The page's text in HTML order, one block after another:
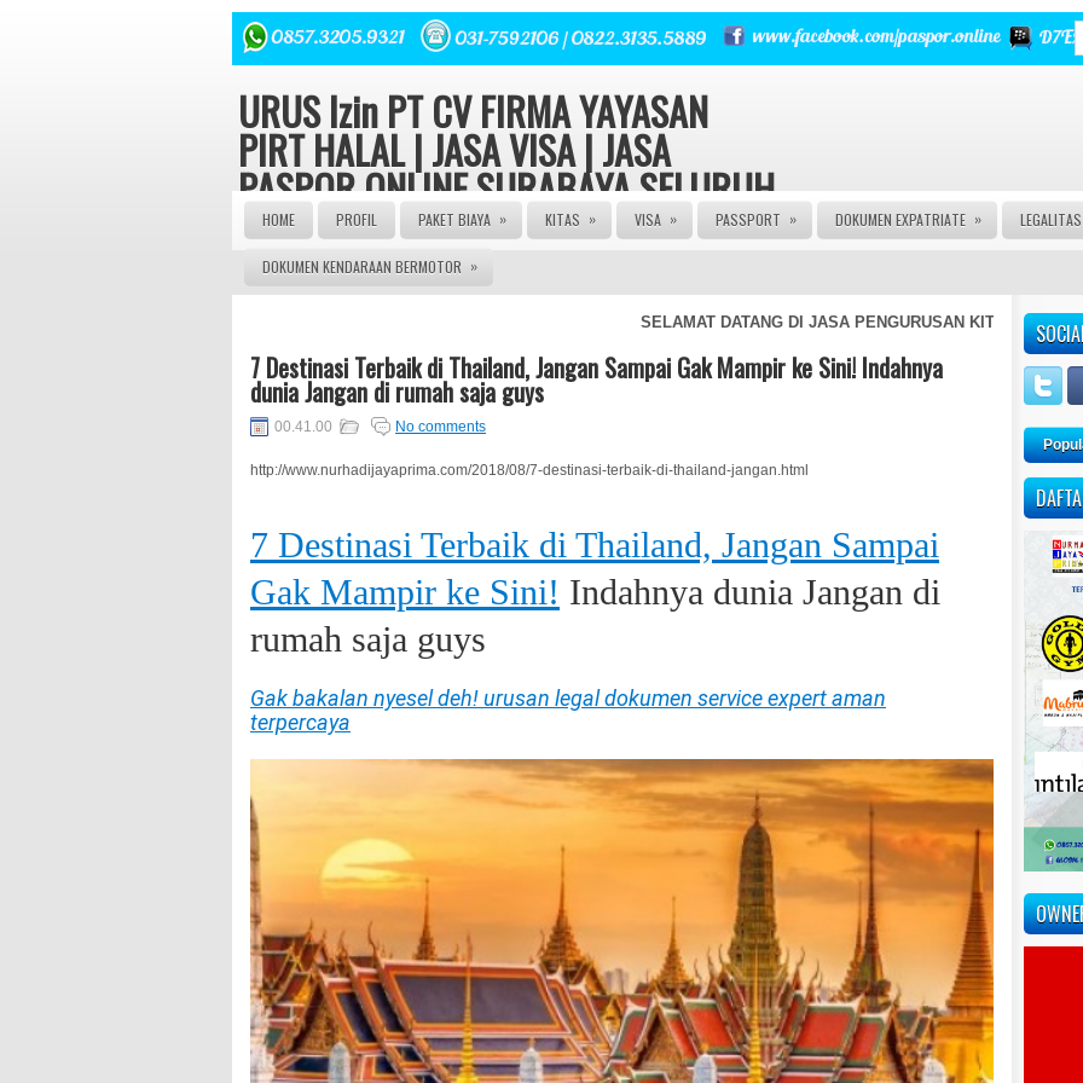
URUS Izin PT CV FIRMA YAYASAN
PIRT HALAL | JASA VISA | JASA
PASPOR ONLINE SURABAYA SELURUH
INDONESIA
Konsultasi hukum dan Perizinan Gratis | Urus Izin PT CV FIRMA
082143149379 | JASA PASPOR ONLINE | JASA PASPOR RUSAK |
JASA PEMBUATAN PASPOR | JASA PENGURUSAN KITAS | JASA
PEMBUATAN KITAS | JASA PEMBUATAN PASPOR | JASA PEMBUATAN
VISA ONLINE | JASA PENGURUSNA SIM | JASA PEMBUATAN CV |
JASA PEMBUATAN PT | SIUP | NPWP
HOME PROFIL PAKET BIAYA » KITAS » VISA » PASSPORT » DOKUMEN EXPATRIATE »
DOKUMEN KENDARAAN BERMOTOR »
SELAMAT DATANG DI JASA PENGURUSAN KITAS, VISA DAN
7 Destinasi Terbaik di Thailand, Jangan Sampai Gak Mampir ke Sini! Indahnya
dunia Jangan di rumah saja guys
00.41.00 No comments
http://www.nurhadijayaprima.com/2018/08/7-destinasi-terbaik-di-thailand-jangan.html
7 Destinasi Terbaik di Thailand, Jangan Sampai
Gak Mampir ke Sini! Indahnya dunia Jangan di
rumah saja guys
Gak bakalan nyesel deh! urusan legal dokumen service expert aman
terpercaya